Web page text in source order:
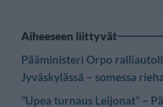
Aiheeseen liittyvät
Pääministeri Orpo
Jyväskylässä – somessa
”Upea turnaus Leijonat” –